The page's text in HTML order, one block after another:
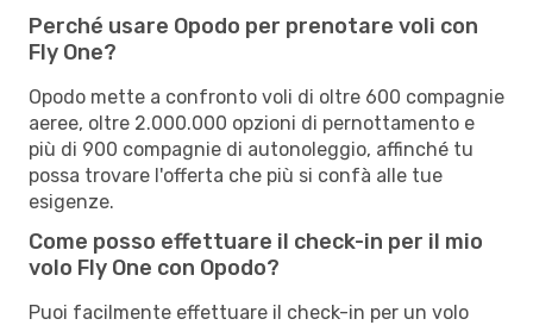
Perché usare Opodo per prenotare voli con
Fly One?
Opodo mette a confronto voli di oltre 600 compagnie
aeree, oltre 2.000.000 opzioni di pernottamento e
più di 900 compagnie di autonoleggio, affinché tu
possa trovare l'offerta che più si confà alle tue
esigenze.
Come posso effettuare il check-in per il mio
volo Fly One con Opodo?
Puoi facilmente effettuare il check-in per un volo